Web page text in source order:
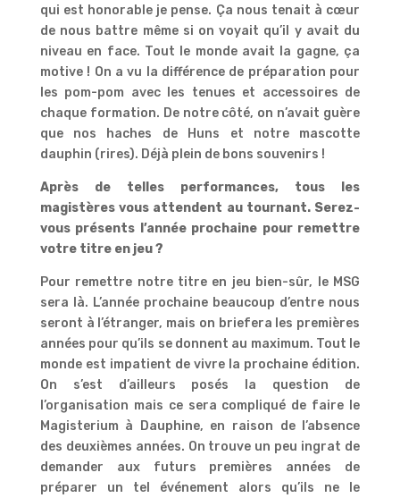
qui est honorable je pense. Ça nous tenait à cœur
de nous battre même si on voyait qu’il y avait du
niveau en face. Tout le monde avait la gagne, ça
motive ! On a vu la différence de préparation pour
les pom-pom avec les tenues et accessoires de
chaque formation. De notre côté, on n’avait guère
que nos haches de Huns et notre mascotte
dauphin (rires). Déjà plein de bons souvenirs !
Après de telles performances, tous les
magistères vous attendent au tournant. Serez-
vous présents l’année prochaine pour remettre
votre titre en jeu ?
Pour remettre notre titre en jeu bien-sûr, le MSG
sera là. L’année prochaine beaucoup d’entre nous
seront à l’étranger, mais on briefera les premières
années pour qu’ils se donnent au maximum. Tout le
monde est impatient de vivre la prochaine édition.
On s’est d’ailleurs posés la question de
l’organisation mais ce sera compliqué de faire le
Magisterium à Dauphine, en raison de l’absence
des deuxièmes années. On trouve un peu ingrat de
demander aux futurs premières années de
préparer un tel événement alors qu’ils ne le